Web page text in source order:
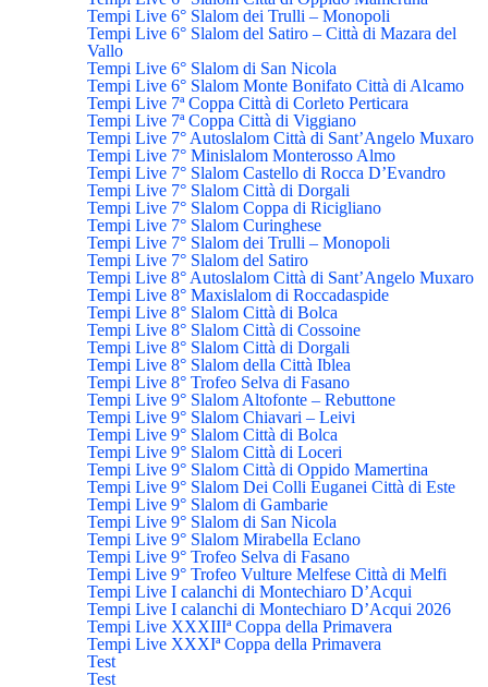
Tempi Live 6° Slalom dei Trulli – Monopoli
Tempi Live 6° Slalom del Satiro – Città di Mazara del
Vallo
Tempi Live 6° Slalom di San Nicola
Tempi Live 6° Slalom Monte Bonifato Città di Alcamo
Tempi Live 7ª Coppa Città di Corleto Perticara
Tempi Live 7ª Coppa Città di Viggiano
Tempi Live 7° Autoslalom Città di Sant’Angelo Muxaro
Tempi Live 7° Minislalom Monterosso Almo
Tempi Live 7° Slalom Castello di Rocca D’Evandro
Tempi Live 7° Slalom Città di Dorgali
Tempi Live 7° Slalom Coppa di Ricigliano
Tempi Live 7° Slalom Curinghese
Tempi Live 7° Slalom dei Trulli – Monopoli
Tempi Live 7° Slalom del Satiro
Tempi Live 8° Autoslalom Città di Sant’Angelo Muxaro
Tempi Live 8° Maxislalom di Roccadaspide
Tempi Live 8° Slalom Città di Bolca
Tempi Live 8° Slalom Città di Cossoine
Tempi Live 8° Slalom Città di Dorgali
Tempi Live 8° Slalom della Città Iblea
Tempi Live 8° Trofeo Selva di Fasano
Tempi Live 9° Slalom Altofonte – Rebuttone
Tempi Live 9° Slalom Chiavari – Leivi
Tempi Live 9° Slalom Città di Bolca
Tempi Live 9° Slalom Città di Loceri
Tempi Live 9° Slalom Città di Oppido Mamertina
Tempi Live 9° Slalom Dei Colli Euganei Città di Este
Tempi Live 9° Slalom di Gambarie
Tempi Live 9° Slalom di San Nicola
Tempi Live 9° Slalom Mirabella Eclano
Tempi Live 9° Trofeo Selva di Fasano
Tempi Live 9° Trofeo Vulture Melfese Città di Melfi
Tempi Live I calanchi di Montechiaro D’Acqui
Tempi Live I calanchi di Montechiaro D’Acqui 2026
Tempi Live XXXIIIª Coppa della Primavera
Tempi Live XXXIª Coppa della Primavera
Test
Test